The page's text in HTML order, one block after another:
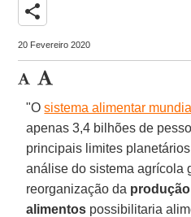
share
20 Fevereiro 2020
"Osistema alimentar mundial
apenas 3,4 bilhões de
principais limites
análise do sistema agrícola
reorganização da
alimentos possibilitaria